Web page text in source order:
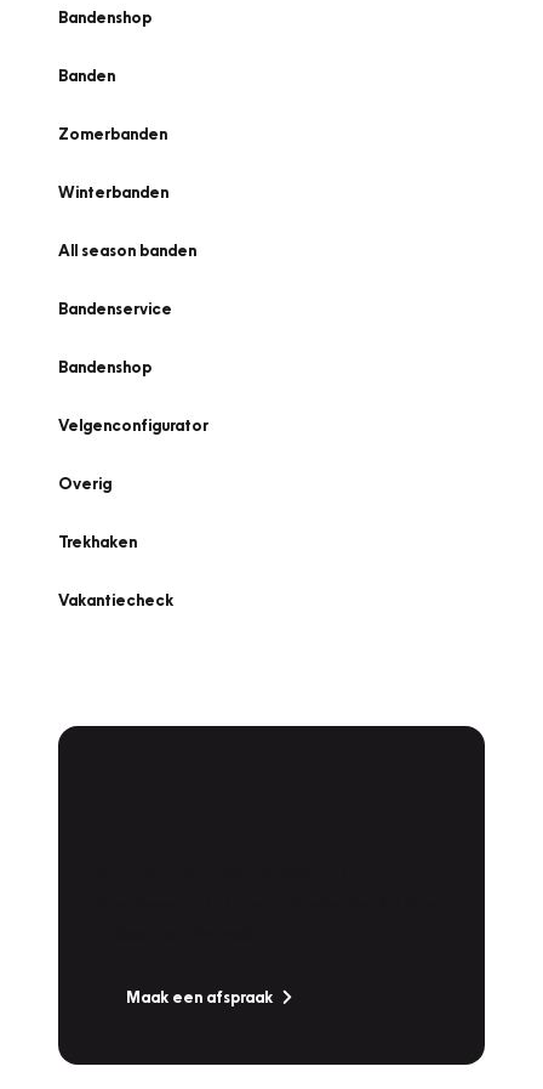
Bandenshop
Banden
Zomerbanden
Winterbanden
All season banden
Bandenservice
Bandenshop
Velgenconfigurator
Overig
Trekhaken
Vakantiecheck
Maak een afspraak